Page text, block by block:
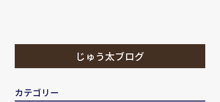
じゅう太ブログ
カテゴリー